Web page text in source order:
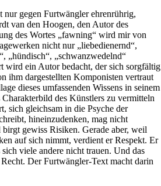
gegen Furtwängler ehrenrührig,
van den Hoogen, den Autor des
des Wortes „fawning“ wird mir von
nicht nur „liebedienernd“,
„hündisch“, „schwanzwedelnd“
wird ein Autor bedacht, der sich sorgfältig
ihm dargestellten Komponisten vertraut
dieses umfassenden Wissens in seinem
des Künstlers zu vermitteln
sich gleichsam in die Psyche der
hineinzudenken, mag nicht
birgt gewiss Risiken. Gerade aber, weil
auf sich nimmt, verdient er Respekt. Er
viele andere nicht trauen. Und das
Der Furtwängler-Text macht darin